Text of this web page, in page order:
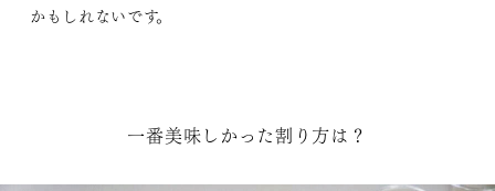
かもしれないです。
一番美味しかった割り方は？